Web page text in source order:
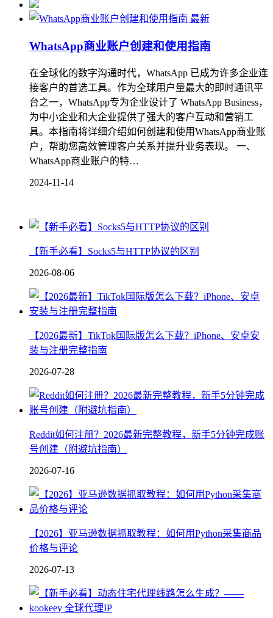
最新
WhatsApp商业账户创建和使用指南
在全球化的数字沟通时代，WhatsApp 已成为许多企业连
接客户的首选工具。作为全球用户量最大的即时通讯平
台之一，WhatsApp专为企业设计了 WhatsApp Business，
为中小企业和大企业提供了强大的客户互动和营销工
具。本指南将详细介绍如何创建和使用WhatsApp商业账
户，帮助您高效管理客户关系并提升业务表现。 一、
WhatsApp商业账户的特…
2024-11-14
【新手必看】Socks5与HTTP协议的区别
2026-08-06
【2026最新】TikTok国际版怎么下载？iPhone、安卓安
装与注册完整指南
2026-07-28
Reddit如何注册？2026最新完整教程，新手5分钟完成账
号创建（附避坑指南）
2026-07-16
【2026】亚马逊数据抓取教程：如何用Python采集商品
价格与评论
2026-07-13